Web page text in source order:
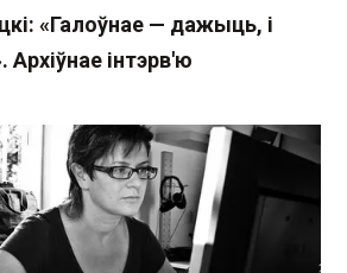
«Галоўнае — дажыць, і
інтэрв'ю